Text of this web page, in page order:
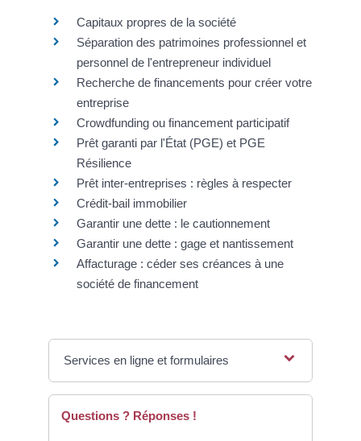
Capitaux propres de la société
Séparation des patrimoines professionnel et
personnel de l'entrepreneur individuel
Recherche de financements pour créer votre
entreprise
Crowdfunding ou financement participatif
Prêt garanti par l'État (PGE) et PGE
Résilience
Prêt inter-entreprises : règles à respecter
Crédit-bail immobilier
Garantir une dette : le cautionnement
Garantir une dette : gage et nantissement
Affacturage : céder ses créances à une
société de financement
Services en ligne et formulaires
Questions ? Réponses !